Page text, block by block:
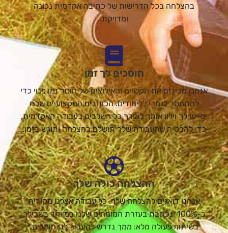
בהצלחה בכל הדרישות של כתיבה אקדמית נכונה
ומדויקת.
חוסכים לך זמן
אנחנו מכירים את הקשיים והאילוצים של חוסר זמן פנוי כדי
להתמסר לגמרי ללימודים. הכותבים המקצועיים שלנו
יסייעו לך וילוו אותך לאורך כל השלבים בעבודה האקדמית,
כדי להבטיח שהעבודה שלך תושלם בהצלחה ותוגש בזמן.
ההצלחה כולה שלך
אנחנו דואגים להצלחה שלך. כל עבודה אצלנו מקורית
ב-100% ונכתבת בעזרת המומחים שלנו במיוחד בשבילך
בשיתוף פעולה מלא: ממך נדרש להעביר לנו חומרים,